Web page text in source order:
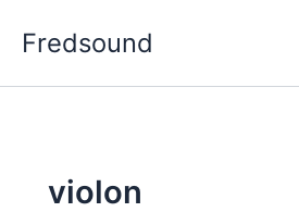
Fredsound
violon